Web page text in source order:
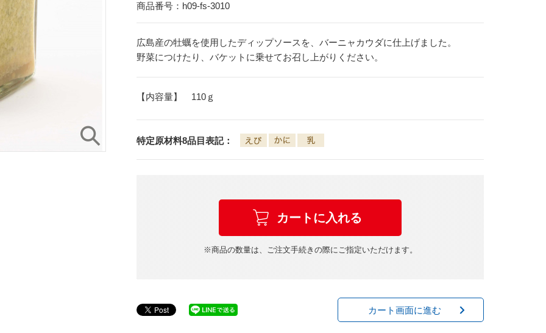
商品番号： h09-fs-3010
広島産の牡蠣を使用したディップソースを、バーニャカウダに仕上げました。
野菜につけたり、バケットに乗せてお召し上がりください。
【内容量】 110ｇ
特定原材料8品目表記：
※商品の数量は、ご注文手続きの際にご指定いただけます。
カート画面に進む